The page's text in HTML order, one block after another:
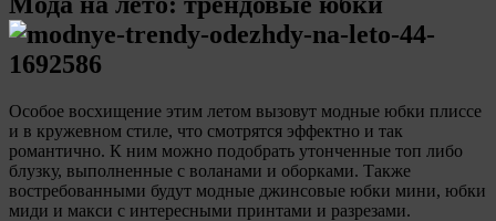
Особое восхищение этим летом вызовут модные юбки плиссе
и в кружевном стиле, что смотрятся эффектно и так
романтично. К ним можно подобрать утонченные топ либо
блузку, выполненные с воланами и оборками. Также
востребованными будут модные джинсовые юбки мини, юбки
миди и макси с интересными принтами и разрезами.